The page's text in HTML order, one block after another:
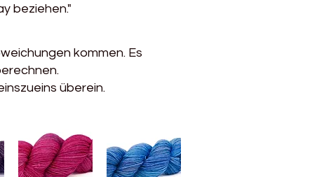
beziehen."
kommen. Es
überein.